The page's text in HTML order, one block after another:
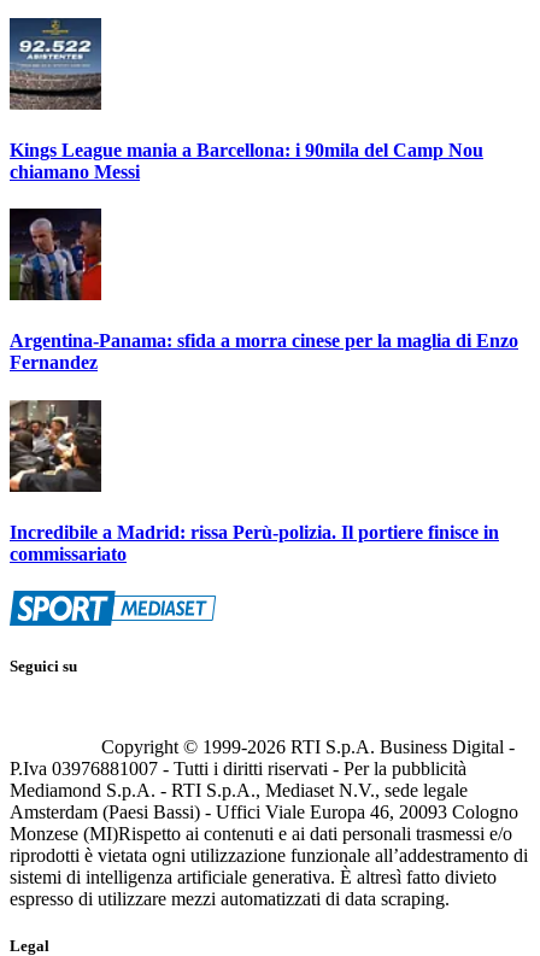
Kings League mania a Barcellona: i 90mila del Camp Nou
chiamano Messi
Argentina-Panama: sfida a morra cinese per la maglia di Enzo
Fernandez
Incredibile a Madrid: rissa Perù-polizia. Il portiere finisce in
commissariato
Seguici su
Copyright © 1999-2026 RTI S.p.A. Business Digital -
P.Iva 03976881007 - Tutti i diritti riservati - Per la pubblicità
Mediamond S.p.A. - RTI S.p.A., Mediaset N.V., sede legale
Amsterdam (Paesi Bassi) - Uffici Viale Europa 46, 20093 Cologno
Monzese (MI)Rispetto ai contenuti e ai dati personali trasmessi e/o
riprodotti è vietata ogni utilizzazione funzionale all’addestramento di
sistemi di intelligenza artificiale generativa. È altresì fatto divieto
espresso di utilizzare mezzi automatizzati di data scraping.
Legal